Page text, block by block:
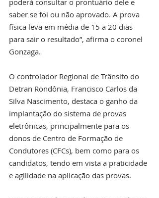
saber se foi ou não aprovado. A prova
física leva em média de 15 a 20 dias
para sair o resultado”, afirma o coronel
Gonzaga.
O controlador Regional de Trânsito do
Detran Rondônia, Francisco Carlos da
Silva Nascimento, destaca o ganho da
implantação do sistema de provas
eletrônicas, principalmente para os
donos de Centro de Formação de
Condutores (CFCs), bem como para os
candidatos, tendo em vista a praticidade
e agilidade na aplicação das provas.